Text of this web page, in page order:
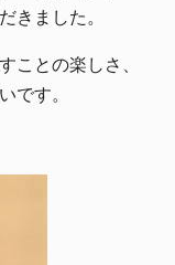
きました。
ことの楽しさ、
です。